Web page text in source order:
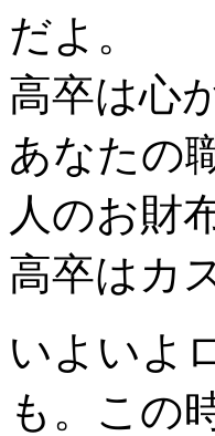
だよ。
高卒は心
あなたの
人のお財
高卒はカ
いよいよ
も。この